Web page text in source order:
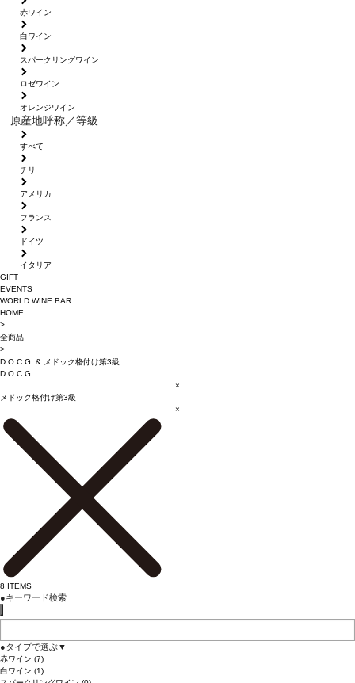
赤ワイン
白ワイン
スパークリングワイン
ロゼワイン
オレンジワイン
原産地呼称／等級
すべて
チリ
アメリカ
フランス
ドイツ
イタリア
GIFT
EVENTS
WORLD WINE BAR
HOME
>
全商品
>
D.O.C.G.
&
メドック格付け第3級
D.O.C.G.
×
メドック格付け第3級
×
8 ITEMS
●キーワード検索
●タイプで選ぶ▼
赤ワイン (7)
白ワイン (1)